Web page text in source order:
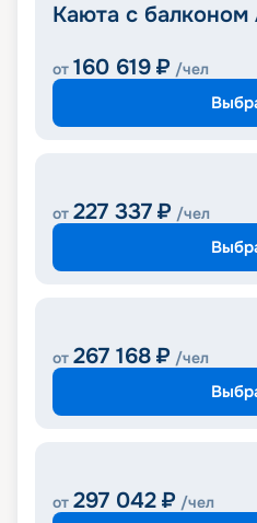
Каюта с балконом
от 160 619 ₽ /чел
от 227 337 ₽ /чел
от 267 168 ₽ /чел
от 297 042 ₽ /чел